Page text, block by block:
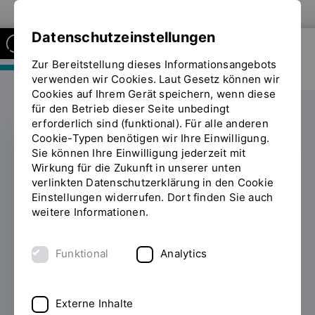
FAKULTÄT MASCHINENBAU
PROMOTION
Wie Mensch und
Maschine am besten
kooperieren
Promotion im Fachbereich Maschinenbau bei
Datenschutzeinstellungen
Zur Bereitstellung dieses Informationsangebots
verwenden wir Cookies. Laut Gesetz können wir
Cookies auf Ihrem Gerät speichern, wenn diese
für den Betrieb dieser Seite unbedingt
erforderlich sind (funktional). Für alle anderen
Cookie-Typen benötigen wir Ihre Einwilligung.
Sie können Ihre Einwilligung jederzeit mit
Wirkung für die Zukunft in unserer unten
verlinkten Datenschutzerklärung in den Cookie
Einstellungen widerrufen. Dort finden Sie auch
weitere Informationen.
Funktional Analytics
Externe Inhalte